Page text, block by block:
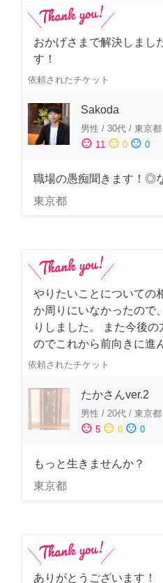
おかげさまで解決しまし
す！
依頼されたチケット
Sakoda
男性 / 30代 / 東京都
sentiment_satisfied 11 sentiment_neutral 0 sentiment_dissatisfied 0
職場の愚痴聞きます！◎
東京都
やりたいことについての
か周りにいなかったので
りしました。 また今後
のでこれから前向きに進
依頼されたチケット
たかさんver.2
男性 / 20代 / 東京都
sentiment_satisfied 5 sentiment_neutral 0 sentiment_dissatisfied 0
もっと生きませんか？
東京都
ありがとうございます！